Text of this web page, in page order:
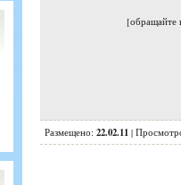
[обращайте
Размещено: 22.02.11 |